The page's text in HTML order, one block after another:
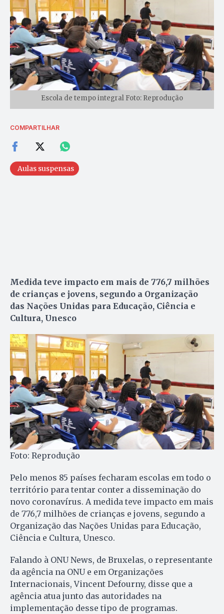
Escola de tempo integral Foto: Reprodução
COMPARTILHAR
Aulas suspensas
Medida teve impacto em mais de 776,7 milhões
de crianças e jovens, segundo a Organização
das Nações Unidas para Educação, Ciência e
Cultura, Unesco
Foto: Reprodução
Pelo menos 85 países fecharam escolas em todo o
território para tentar conter a disseminação do
novo coronavírus. A medida teve impacto em mais
de 776,7 milhões de crianças e jovens, segundo a
Organização das Nações Unidas para Educação,
Ciência e Cultura, Unesco.
Falando à ONU News, de Bruxelas, o representante
da agência na ONU e em Organizações
Internacionais, Vincent Defourny, disse que a
agência atua junto das autoridades na
implementação desse tipo de programas.